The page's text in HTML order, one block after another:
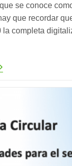
se conoce
que recordar
la completa